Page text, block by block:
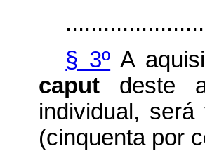
§ 3º A
caput
deste
individual,
(cinquenta por